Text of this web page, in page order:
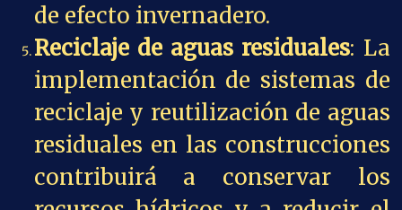
de efecto invernadero.
Reciclaje de aguas residuales: La
implementación de sistemas de
reciclaje y reutilización de aguas
residuales en las construcciones
contribuirá a conservar los